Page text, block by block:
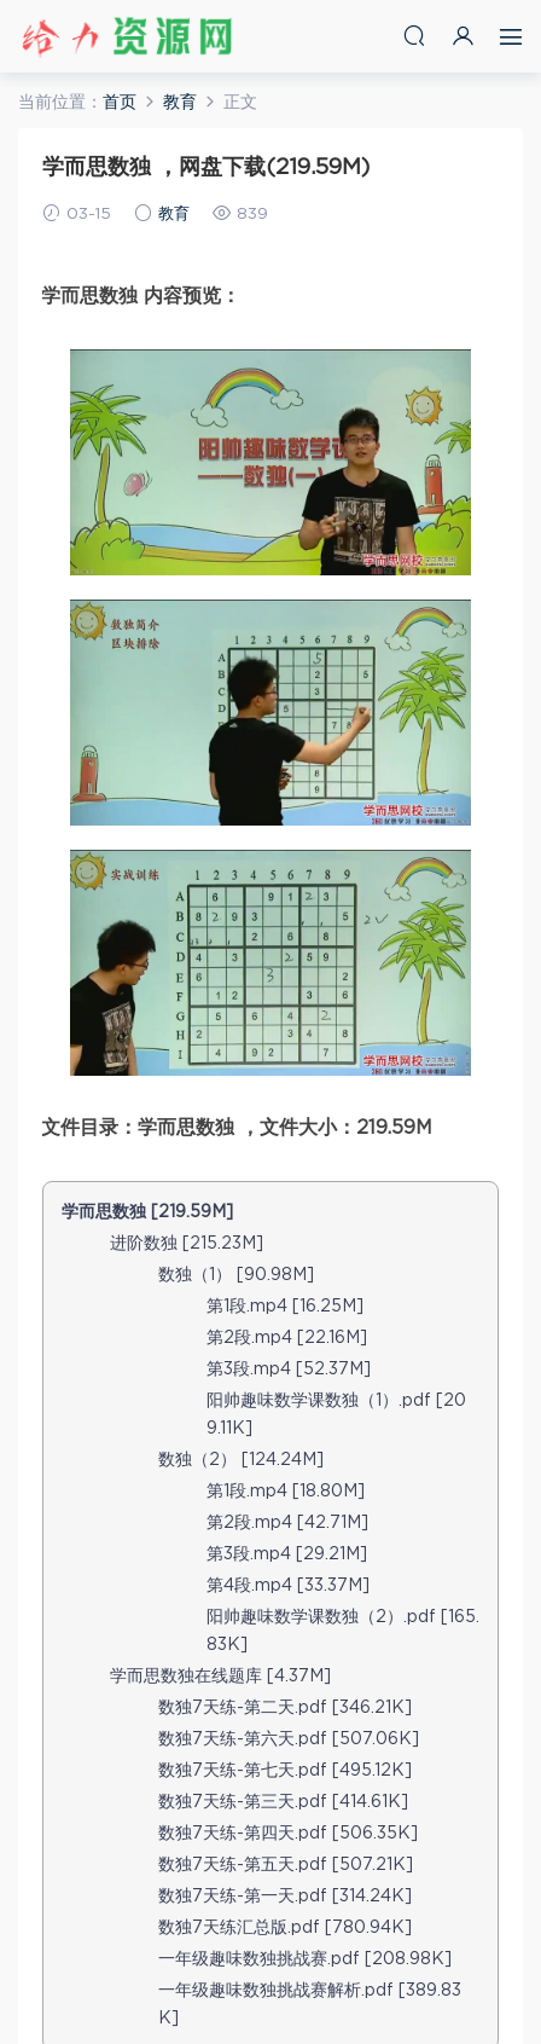
当前位置： 首页 教育 正文
学而思数独 ，网盘下载(219.59M)
03-15 教育 839
学而思数独 内容预览：
文件目录：学而思数独 ，文件大小：219.59M
学而思数独 [219.59M]
进阶数独 [215.23M]
数独（1） [90.98M]
第1段.mp4 [16.25M]
第2段.mp4 [22.16M]
第3段.mp4 [52.37M]
阳帅趣味数学课数独（1）.pdf [20
9.11K]
数独（2） [124.24M]
第1段.mp4 [18.80M]
第2段.mp4 [42.71M]
第3段.mp4 [29.21M]
第4段.mp4 [33.37M]
阳帅趣味数学课数独（2）.pdf [165.
83K]
学而思数独在线题库 [4.37M]
数独7天练-第二天.pdf [346.21K]
数独7天练-第六天.pdf [507.06K]
数独7天练-第七天.pdf [495.12K]
数独7天练-第三天.pdf [414.61K]
数独7天练-第四天.pdf [506.35K]
数独7天练-第五天.pdf [507.21K]
数独7天练-第一天.pdf [314.24K]
数独7天练汇总版.pdf [780.94K]
一年级趣味数独挑战赛.pdf [208.98K]
一年级趣味数独挑战赛解析.pdf [389.83
K]